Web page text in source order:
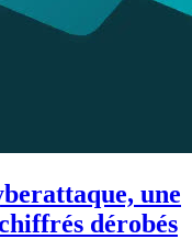
une
dérobés